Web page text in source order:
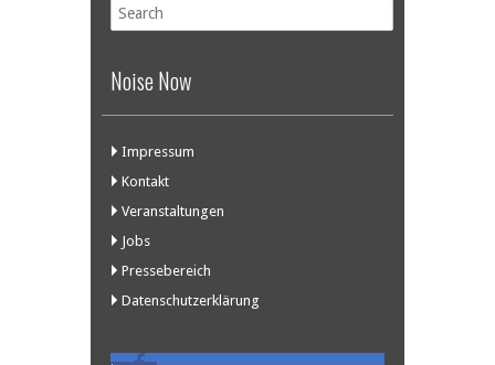
Noise Now
Impressum
Kontakt
Veranstaltungen
Jobs
Pressebereich
Datenschutzerklärung